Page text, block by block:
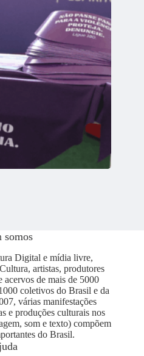
somos
Digital e mídia livre,
artistas, produtores
acervos de mais de 5000
coletivos do Brasil e da
várias manifestações
e produções culturais nos
som e texto) compõem
do Brasil.